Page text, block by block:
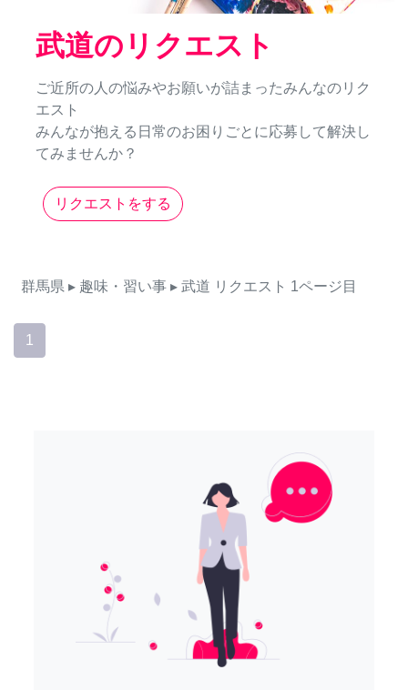
武道のリクエスト
ご近所の人の悩みやお願いが詰まったみんなのリク
エスト
みんなが抱える日常のお困りごとに応募して解決し
てみませんか？
リクエストをする
群馬県 ▸ 趣味・習い事 ▸ 武道 リクエスト 1ページ目
1